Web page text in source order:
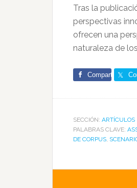
Tras la
perspectivas
ofrecen una
naturaleza de
Comparte
SECCIÓN: ARTÍCULOS
PALABRAS CLAVE:
DE CORPUS,